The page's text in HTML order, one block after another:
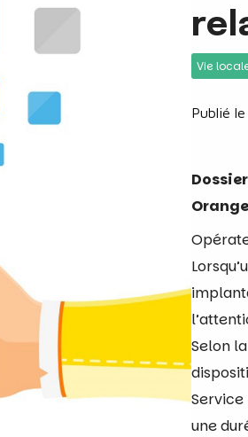
Vie
Publié
Orange
Selon
Service
une